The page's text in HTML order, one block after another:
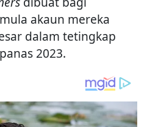
akaun mereka
dalam tetingkap
2023.